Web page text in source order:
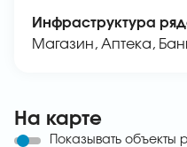
Инфраструктура
Магазин, Аптека,
На карте
Показывать объекты